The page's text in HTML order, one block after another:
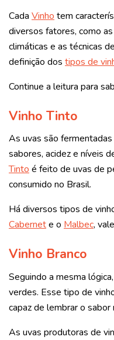
Cada Vinho tem
diversos fatores, como
climáticas e as técnicas
definição dos tipos de
Continue a leitura para
Vinho Tinto
As uvas são
sabores, acidez e níveis
Tinto é feito de uvas de
consumido no Brasil.
Há diversos tipos de
Cabernete o Malbec,
Vinho Branco
Seguindo a mesma
verdes. Esse tipo de
capaz de lembrar o sabor
As uvas produtoras de